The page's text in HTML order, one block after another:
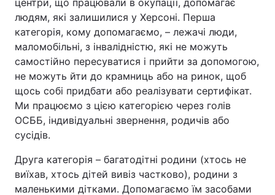
центри, що працювали в окупації, допомагає
людям, які залишилися у Херсоні. Перша
категорія, кому допомагаємо, – лежачі люди,
маломобільні, з інвалідністю, які не можуть
самостійно пересуватися і прийти за допомогою,
не можуть йти до крамниць або на ринок, щоб
щось собі придбати або реалізувати сертифікат.
Ми працюємо з цією категорією через голів
ОСББ, індивідуальні звернення, родичів або
сусідів.
Друга категорія – багатодітні родини (хтось не
виїхав, хтось дітей вивіз частково), родини з
маленькими дітками. Допомагаємо їм засобами